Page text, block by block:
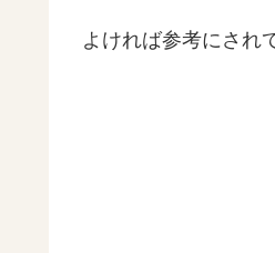
よければ参考にされ